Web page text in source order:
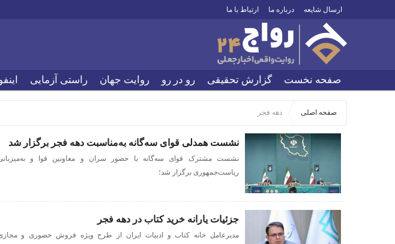
ارسال شایعه درباره ما ارتباط با ما
صفحه نخست گزارش تحقیقی رو در رو روایت جهان راستی آزمایی
صفحه اصلی دهه فجر
نشست همدلی قوای سه‌گانه به‌مناسبت دهه فجر برگزار شد
نشست مشترک قوای سه‌گانه با حضور سران و معاونین قوا و
ریاست‌جمهوری برگزار شد؛
جزئیات یارانه خرید کتاب در دهه فجر
مدیرعامل خانه کتاب و ادبیات ایران از طرح ویژه فروش حضوری و